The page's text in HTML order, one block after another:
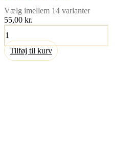
Vælg imellem 14 varianter
55,00 kr.
Luksus
smørrebrød
antal
Tilføj til kurv